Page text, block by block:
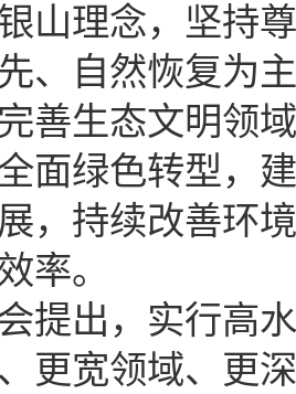
山理念，坚持
、自然恢复为
善生态文明领
面绿色转型，
，持续改善环
率。
出，实行高水
更宽领域、更